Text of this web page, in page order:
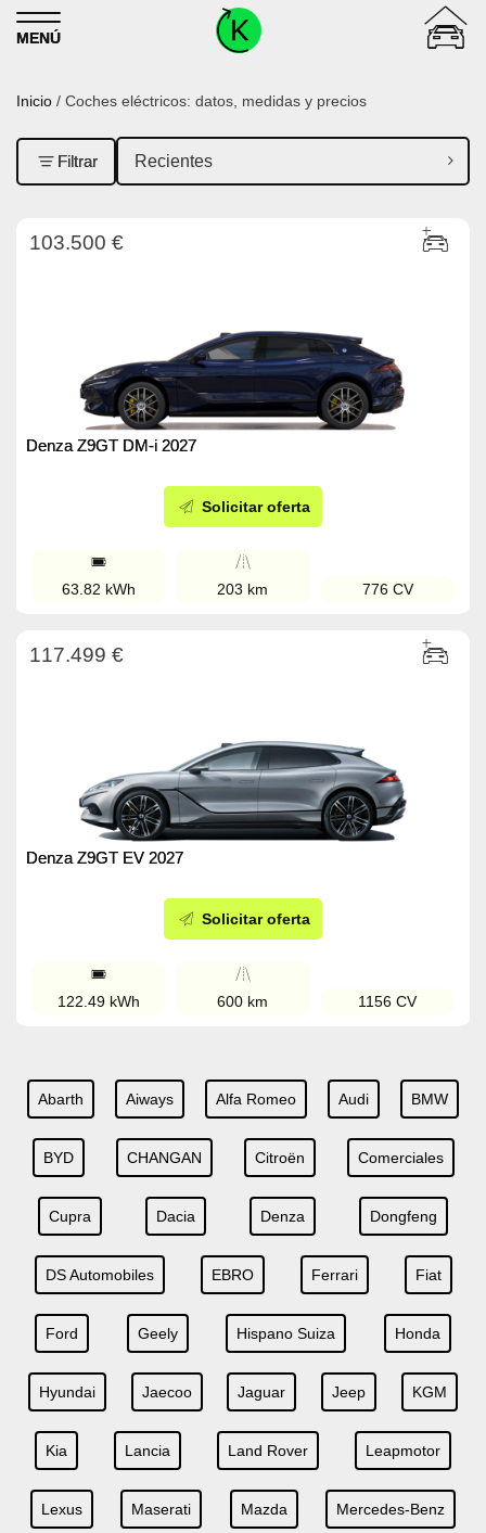
Skip to content
MENÚ
Inicio / Coches eléctricos: datos, medidas y precios
Filtrar
103.500 €
Denza Z9GT DM-i 2027
Solicitar oferta
63.82 kWh 203 km 776 CV
117.499 €
Denza Z9GT EV 2027
Solicitar oferta
122.49 kWh 600 km 1156 CV
Abarth Aiways Alfa Romeo Audi BMW
BYD CHANGAN Citroën Comerciales
Cupra Dacia Denza Dongfeng
DS Automobiles EBRO Ferrari Fiat
Ford Geely Hispano Suiza Honda
Hyundai Jaecoo Jaguar Jeep KGM
Kia Lancia Land Rover Leapmotor
Lexus Maserati Mazda Mercedes-Benz